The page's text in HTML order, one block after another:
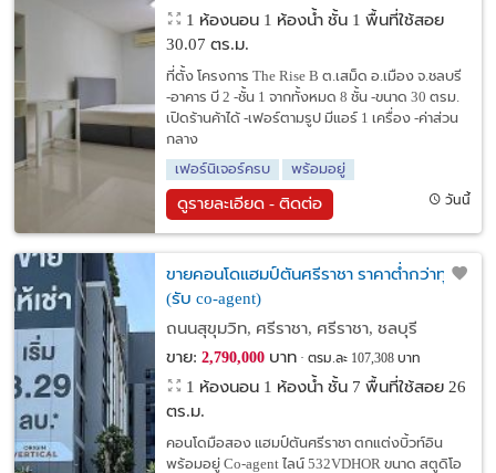
1 ห้องนอน 1 ห้องน้ำ ชั้น 1 พื้นที่ใช้สอย
30.07 ตร.ม.
ที่ตั้ง โครงการ The Rise B ต.เสม็ด อ.เมือง จ.ชลบรี
-อาคาร บี 2 -ชั้น 1 จากทั้งหมด 8 ชั้น -ขนาด 30 ตรม.
เปิดร้านค้าได้ -เฟอร์ตามรูป มีแอร์ 1 เครื่อง -ค่าส่วน
กลาง
เฟอร์นิเจอร์ครบ
พร้อมอยู่
ดูรายละเอียด - ติดต่อ วันนี้
ขายคอนโดแฮมป์ตันศรีราชา ราคาต่ำกว่าทุน
(รับ co-agent)
ถนนสุขุมวิท, ศรีราชา, ศรีราชา, ชลบุรี
ขาย: 2,790,000บาท ตรม.ละ 107,308 บาท
1 ห้องนอน 1 ห้องน้ำ ชั้น 7 พื้นที่ใช้สอย 26
ตร.ม.
คอนโดมือสอง แฮมป์ตันศรีราชา ตกแต่งบิ้วท์อิน
พร้อมอยู่ Co-agent ไลน์ 532VDHOR ขนาด สตูดิโอ